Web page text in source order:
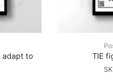
adapt to
TIE